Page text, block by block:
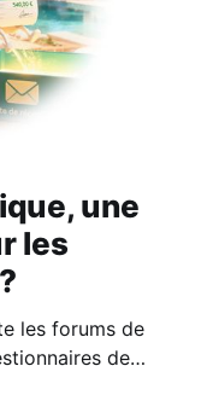
une
les
les forums de
de